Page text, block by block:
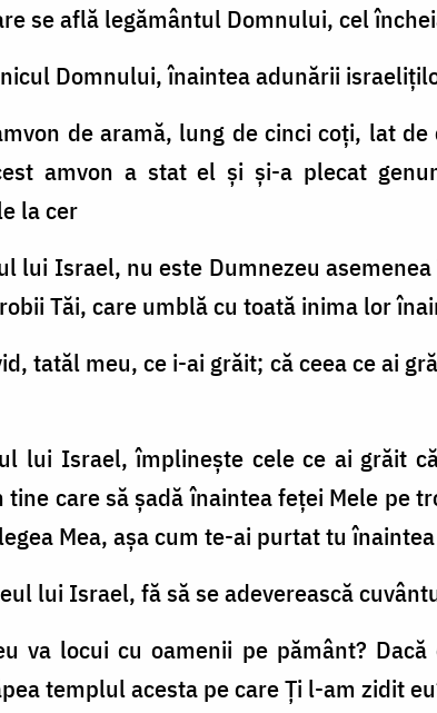
se află legământul Domnului, cel
Domnului, înaintea adunării
de aramă, lung de cinci coţi, lat
amvon a stat el şi şi-a plecat
la cer
lui Israel, nu este Dumnezeu
Tăi, care umblă cu toată inima lor
tatăl meu, ce i-ai grăit; că ceea ce ai
lui Israel, împlineşte cele ce ai grăit
care să şadă înaintea feţei Mele pe
Mea, aşa cum te-ai purtat tu
lui Israel, fă să se adeverească
va locui cu oamenii pe pământ?
templul acesta pe care Ţi l-am zidit